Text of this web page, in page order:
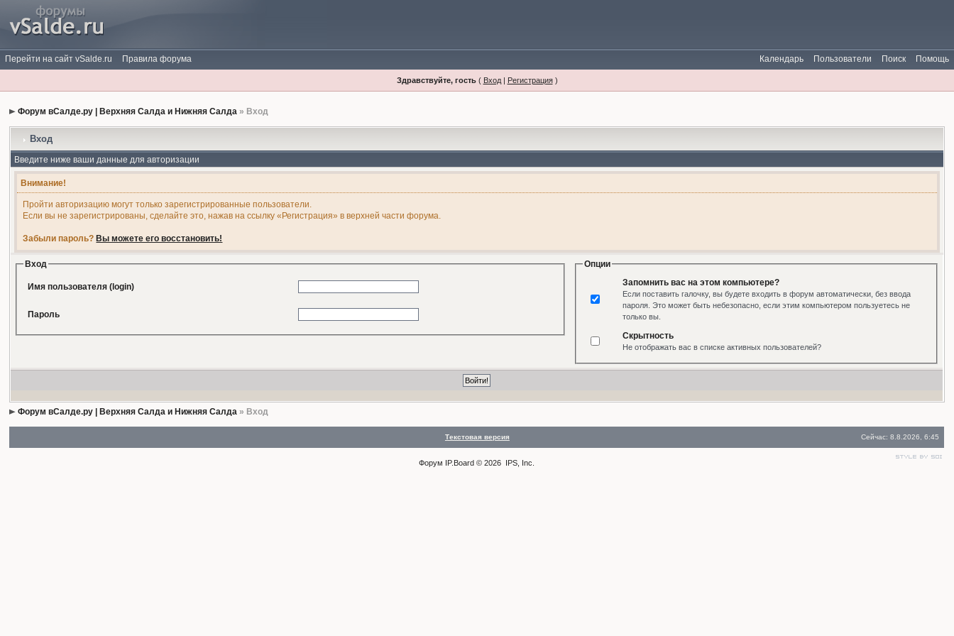
Перейти на сайт vSalde.ru Правила форума Помощь
Поиск
Пользователи
Календарь
Здравствуйте, гость( Вход| Регистрация)
Форум вСалде.ру | Верхняя Салда и Нижняя Салда » Вход
Вход
Введите ниже ваши данные для авторизации
Внимание!
Пройти авторизацию могут только зарегистрированные пользователи.
Если вы не зарегистрированы, сделайте это, нажав на ссылку «Регистрация» в верхней части форума.
Забыли пароль? Вы можете его восстановить!
Вход
Имя пользователя (login)
Пароль
Опции
Запомнить вас на этом компьютере?
Если поставить галочку, вы будете входить в форум автоматически, без ввода
пароля. Это может быть небезопасно, если этим компьютером пользуетесь не
только вы.
Скрытность
Не отображать вас в списке активных пользователей?
Форум вСалде.ру | Верхняя Салда и Нижняя Салда » Вход
Текстовая версия Сейчас: 8.8.2026, 6:45
Форум IP.Board © 2026 IPS, Inc